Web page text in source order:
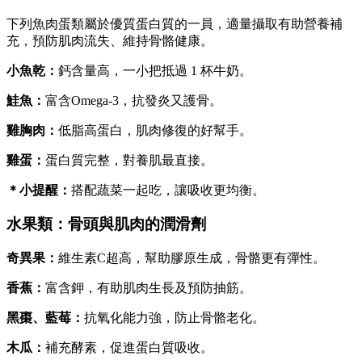
下列魚肉蛋類屬於優質蛋白質的一員，適量攝取有助營養補
充，預防肌肉流失、維持骨骼健康。
小魚乾： 鈣含量高，一小把抵過 1 杯牛奶。
鮭魚： 富含Omega-3，抗發炎又護骨。
雞胸肉： 低脂高蛋白，肌肉修復的好幫手。
雞蛋： 蛋白質完整，對養肌最直接。
＊小提醒： 搭配蔬菜一起吃，讓吸收更均衡。
水果類：骨頭與肌肉的潤滑劑
奇異果： 維生素C超高，幫助膠原生成，骨骼更有彈性。
香蕉： 富含鉀，有助肌肉生長及預防抽筋。
黑棗、藍莓： 抗氧化能力強，防止骨骼老化。
木瓜： 補充酵素，促進蛋白質吸收。